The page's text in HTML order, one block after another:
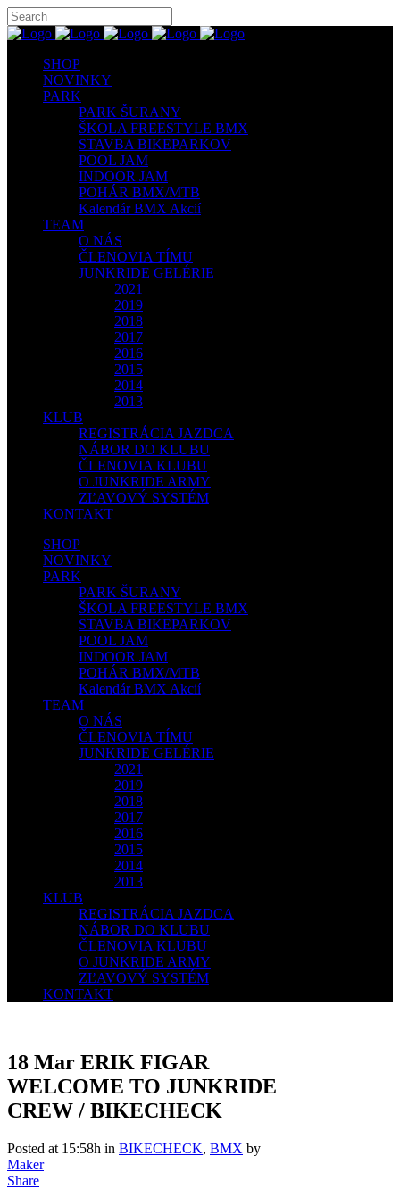
SHOP
NOVINKY
PARK
PARK ŠURANY
ŠKOLA FREESTYLE BMX
STAVBA BIKEPARKOV
POOL JAM
INDOOR JAM
POHÁR BMX/MTB
Kalendár BMX Akcií
TEAM
O NÁS
ČLENOVIA TÍMU
JUNKRIDE GELÉRIE
2021
2019
2018
2017
2016
2015
2014
2013
KLUB
REGISTRÁCIA JAZDCA
NÁBOR DO KLUBU
ČLENOVIA KLUBU
O JUNKRIDE ARMY
ZĽAVOVÝ SYSTÉM
KONTAKT
SHOP
NOVINKY
PARK
PARK ŠURANY
ŠKOLA FREESTYLE BMX
STAVBA BIKEPARKOV
POOL JAM
INDOOR JAM
POHÁR BMX/MTB
Kalendár BMX Akcií
TEAM
O NÁS
ČLENOVIA TÍMU
JUNKRIDE GELÉRIE
2021
2019
2018
2017
2016
2015
2014
2013
KLUB
REGISTRÁCIA JAZDCA
NÁBOR DO KLUBU
ČLENOVIA KLUBU
O JUNKRIDE ARMY
ZĽAVOVÝ SYSTÉM
KONTAKT
18 Mar ERIK FIGAR
WELCOME TO JUNKRIDE
CREW / BIKECHECK
Posted at 15:58h in BIKECHECK, BMX by
Maker
Share